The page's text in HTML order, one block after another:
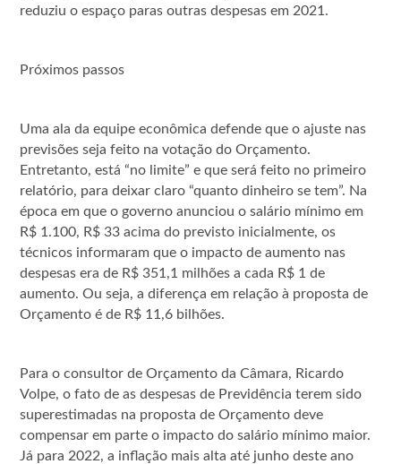
reduziu o espaço paras outras despesas em 2021.
Próximos passos
Uma ala da equipe econômica defende que o ajuste nas
previsões seja feito na votação do Orçamento.
Entretanto, está “no limite” e que será feito no primeiro
relatório, para deixar claro “quanto dinheiro se tem”. Na
época em que o governo anunciou o salário mínimo em
R$ 1.100, R$ 33 acima do previsto inicialmente, os
técnicos informaram que o impacto de aumento nas
despesas era de R$ 351,1 milhões a cada R$ 1 de
aumento. Ou seja, a diferença em relação à proposta de
Orçamento é de R$ 11,6 bilhões.
Para o consultor de Orçamento da Câmara, Ricardo
Volpe, o fato de as despesas de Previdência terem sido
superestimadas na proposta de Orçamento deve
compensar em parte o impacto do salário mínimo maior.
Já para 2022, a inflação mais alta até junho deste ano